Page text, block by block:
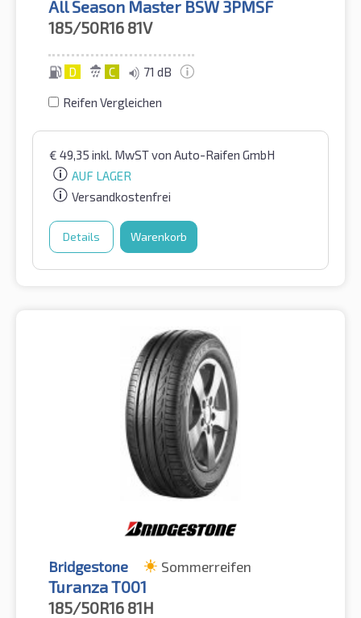
All Season Master BSW 3PMSF
185/50R16 81V
D C 71 dB
Reifen Vergleichen
€ 49,35 inkl. MwSTvon Auto-Raifen GmbH
AUF LAGER
Versandkostenfrei
Details Warenkorb
Bridgestone Sommerreifen
Turanza T001
185/50R16 81H